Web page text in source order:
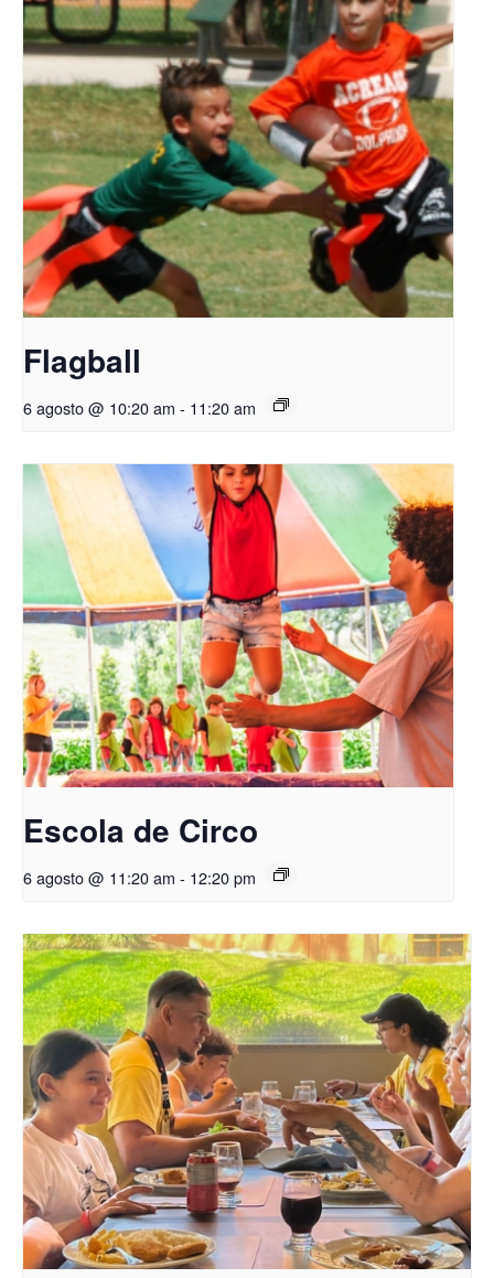
Flagball
6 agosto @ 10:20 am - 11:20 am
Escola de Circo
6 agosto @ 11:20 am - 12:20 pm